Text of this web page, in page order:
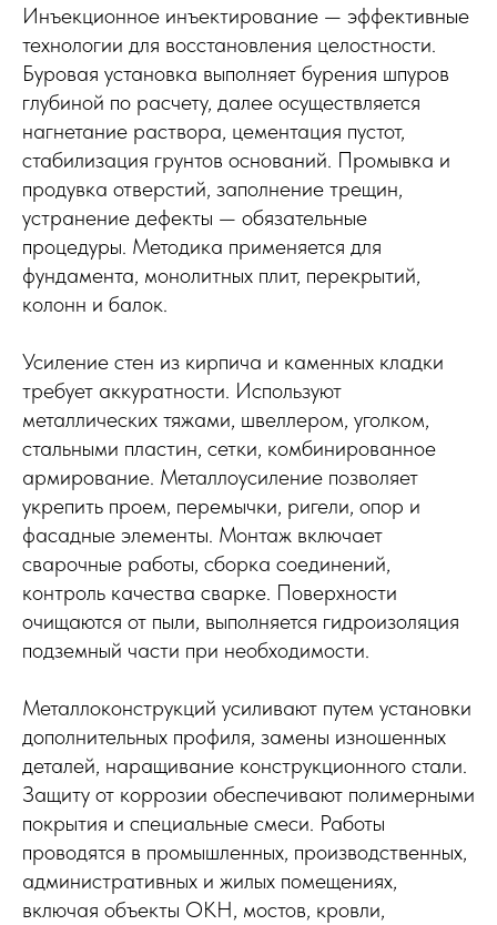
Инъекционное инъектирование — эффективные
технологии для восстановления целостности.
Буровая установка выполняет бурения шпуров
глубиной по расчету, далее осуществляется
нагнетание раствора, цементация пустот,
стабилизация грунтов оснований. Промывка и
продувка отверстий, заполнение трещин,
устранение дефекты — обязательные
процедуры. Методика применяется для
фундамента, монолитных плит, перекрытий,
колонн и балок.
Усиление стен из кирпича и каменных кладки
требует аккуратности. Используют
металлических тяжами, швеллером, уголком,
стальными пластин, сетки, комбинированное
армирование. Металлоусиление позволяет
укрепить проем, перемычки, ригели, опор и
фасадные элементы. Монтаж включает
сварочные работы, сборка соединений,
контроль качества сварке. Поверхности
очищаются от пыли, выполняется гидроизоляция
подземный части при необходимости.
Металлоконструкций усиливают путем установки
дополнительных профиля, замены изношенных
деталей, наращивание конструкционного стали.
Защиту от коррозии обеспечивают полимерными
покрытия и специальные смеси. Работы
проводятся в промышленных, производственных,
административных и жилых помещениях,
включая объекты ОКН, мостов, кровли,